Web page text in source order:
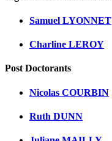
Samuel LYONNET
Charline LEROY
Post Doctorants
Nicolas COURBIN
Ruth DUNN